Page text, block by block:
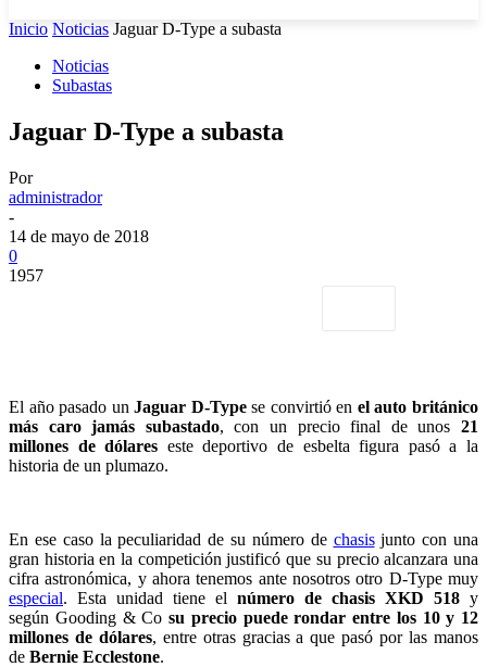
Inicio Noticias Jaguar D-Type a subasta
Noticias
Subastas
Jaguar D-Type a subasta
Por
administrador
-
14 de mayo de 2018
0
1957
El año pasado unJaguar D-Typese convirtió en el auto británico
más caro jamás subastado, con un precio final de unos21
millones de dólares este deportivo de esbelta figura pasó a la
historia de un plumazo.
En ese caso la peculiaridad de su número de chasisjunto con una
gran historia en la competición justificó que su precio alcanzara una
cifra astronómica, y ahora tenemos ante nosotros otro D-Type muy
especial. Esta unidad tiene el número de chasis XKD 518 y
según Gooding & Co su precio puede rondar entre los 10 y 12
millones de dólares, entre otras gracias a que pasó por las manos
de Bernie Ecclestone.